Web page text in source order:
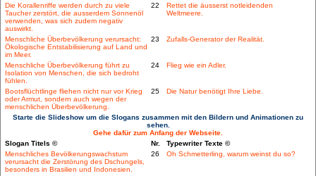
Die Korallenriffe werden durch zu viele
Taucher zerstört, die ausserdem Sonnenöl
verwenden, was sich zudem negativ
auswirkt.
22
Rettet die äusserst notleidenden
Weltmeere.
Menschliche Überbevölkerung verursacht:
Ökologische Entstabilisierung auf Land und
im Meer.
23 Zufalls-Generator der Realität.
Menschliche Überbevölkerung führt zu
Isolation von Menschen, die sich bedroht
fühlen.
24 Flieg wie ein Adler.
Bootsflüchtlinge fliehen nicht nur vor Krieg
oder Armut, sondern auch wegen der
menschlichen Überbevölkerung.
25 Die Natur benötigt Ihre Liebe.
Starte die Slideshow um die Slogans zusammen mit den Bildern und Animationen zu
sehen.
Gehe dafür zum Anfang der Webseite.
Slogan Titels ©
Nr.
Typewriter Texte ©
Menschliches Bevölkerungswachstum
verursacht die Zerstörung des Dschungels,
besonders in Brasilien und Indonesien.
26 Oh Schmetterling, warum weinst du so?